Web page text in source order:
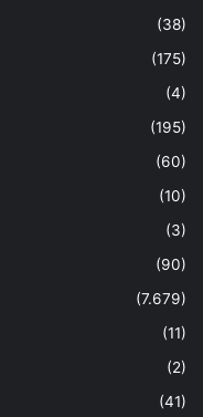
(38)
(175)
(4)
(195)
(60)
(10)
(3)
(90)
(7.679)
(11)
(2)
(41)